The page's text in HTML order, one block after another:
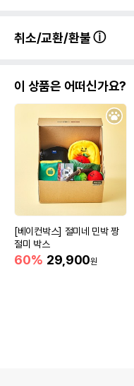
취소/교환/환불
이 상품은 어떠신가요?
[베이컨박스] 절미네 민박 짱
절미 박스
60% 29,900원